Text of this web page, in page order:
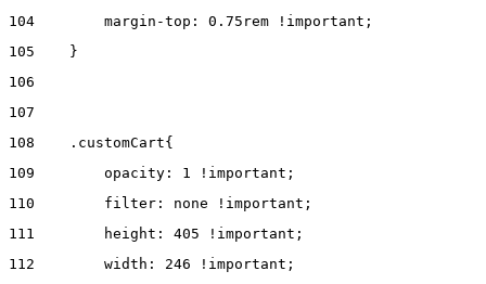
104
        margin-top: 0.75rem !important;
105
    }
106
107
108
    .customCart{
109
        opacity: 1 !important;
110
        filter: none !important;
111
        height: 405 !important;
112
        width: 246 !important;